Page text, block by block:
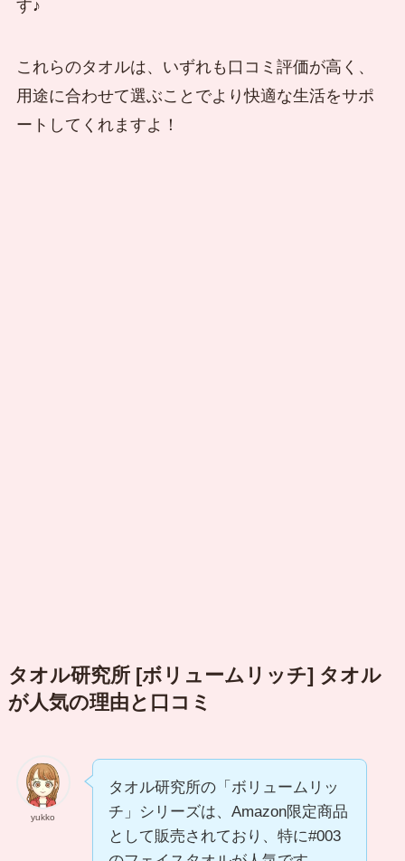
す♪
これらのタオルは、いずれも口コミ評価が高く、
用途に合わせて選ぶことでより快適な生活をサポ
ートしてくれますよ！
タオル研究所 [ボリュームリッチ] タオル
が人気の理由と口コミ
yukko
タオル研究所の「ボリュームリッ
チ」シリーズは、Amazon限定商品
として販売されており、特に#003